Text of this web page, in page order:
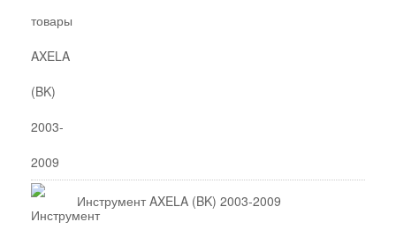
Инструмент AXELA (BK) 2003-2009